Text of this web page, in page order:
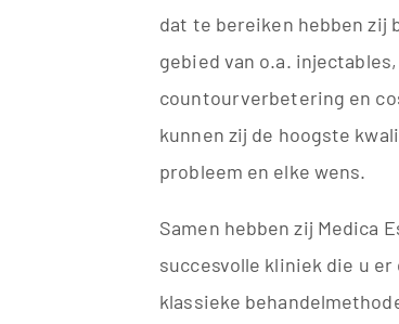
dat te bereiken hebben zij
gebied van o.a.
countourverbetering en
kunnen zij de hoogste
probleem en elke wens.
Samen hebben zij Medica
succesvolle kliniek die u
klassieke